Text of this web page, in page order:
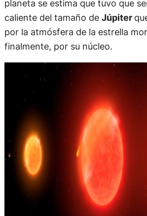
planeta se estima que tuvo que
caliente del tamaño de Júpiter
por la atmósfera de la estrella
finalmente, por su núcleo.